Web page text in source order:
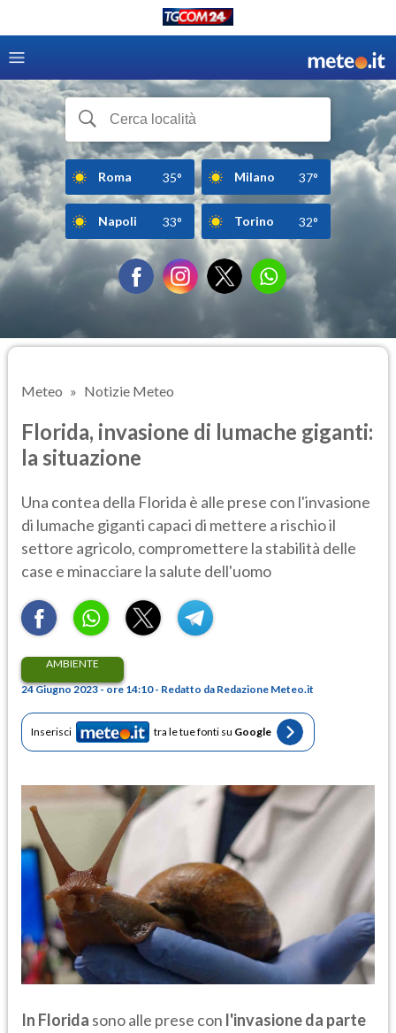
Roma 35° Milano 37°
Napoli 33° Torino 32°
Meteo Notizie Meteo
Florida, invasione di lumache giganti:
la situazione
Una contea della Florida è alle prese con l'invasione
di lumache giganti capaci di mettere a rischio il
settore agricolo, compromettere la stabilità delle
case e minacciare la salute dell'uomo
AMBIENTE
24 Giugno 2023 - ore 14:10 - Redatto da Redazione Meteo.it
Inserisci tra le tue fonti su Google
In Florida sono alle prese con l'invasione da parte